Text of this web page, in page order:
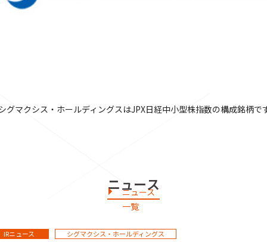
グマクシス・ホールディングスはJPX日経中小型株指数の構成銘柄で
ニュース
ニュース
一覧
IRニュース シグマクシス・ホールディングス